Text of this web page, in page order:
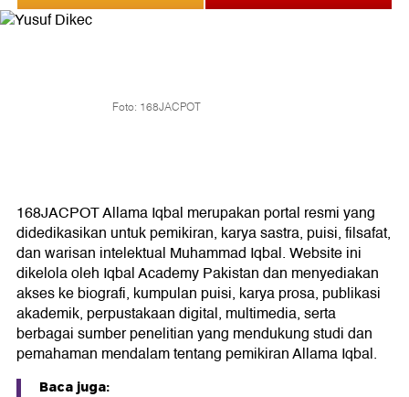
Foto: 168JACPOT
168JACPOT Allama Iqbal merupakan portal resmi yang
didedikasikan untuk pemikiran, karya sastra, puisi, filsafat,
dan warisan intelektual Muhammad Iqbal. Website ini
dikelola oleh Iqbal Academy Pakistan dan menyediakan
akses ke biografi, kumpulan puisi, karya prosa, publikasi
akademik, perpustakaan digital, multimedia, serta
berbagai sumber penelitian yang mendukung studi dan
pemahaman mendalam tentang pemikiran Allama Iqbal.
Baca juga: